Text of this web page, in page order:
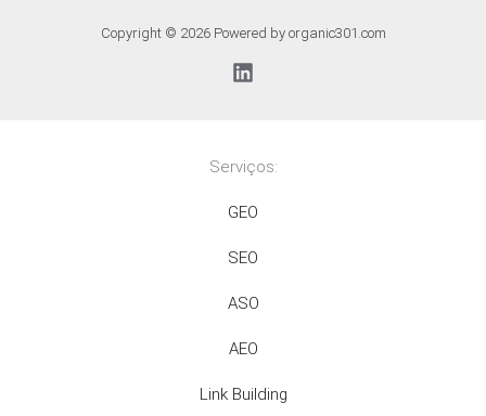
Copyright © 2026 Powered by organic301.com
Serviços:
GEO
SEO
ASO
AEO
Link Building